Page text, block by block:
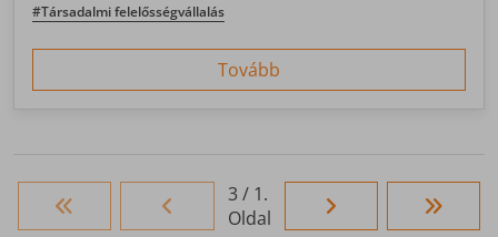
megmutathassuk nekik, hogy hogyan is működnek
is csatlakozott a Nagykanizsai Szakképzési Centrum
Cserháti Sándor Technikum és Kollégium
#Társadalmi felelősségvállalás
Tovább
3 / 1.
Oldal